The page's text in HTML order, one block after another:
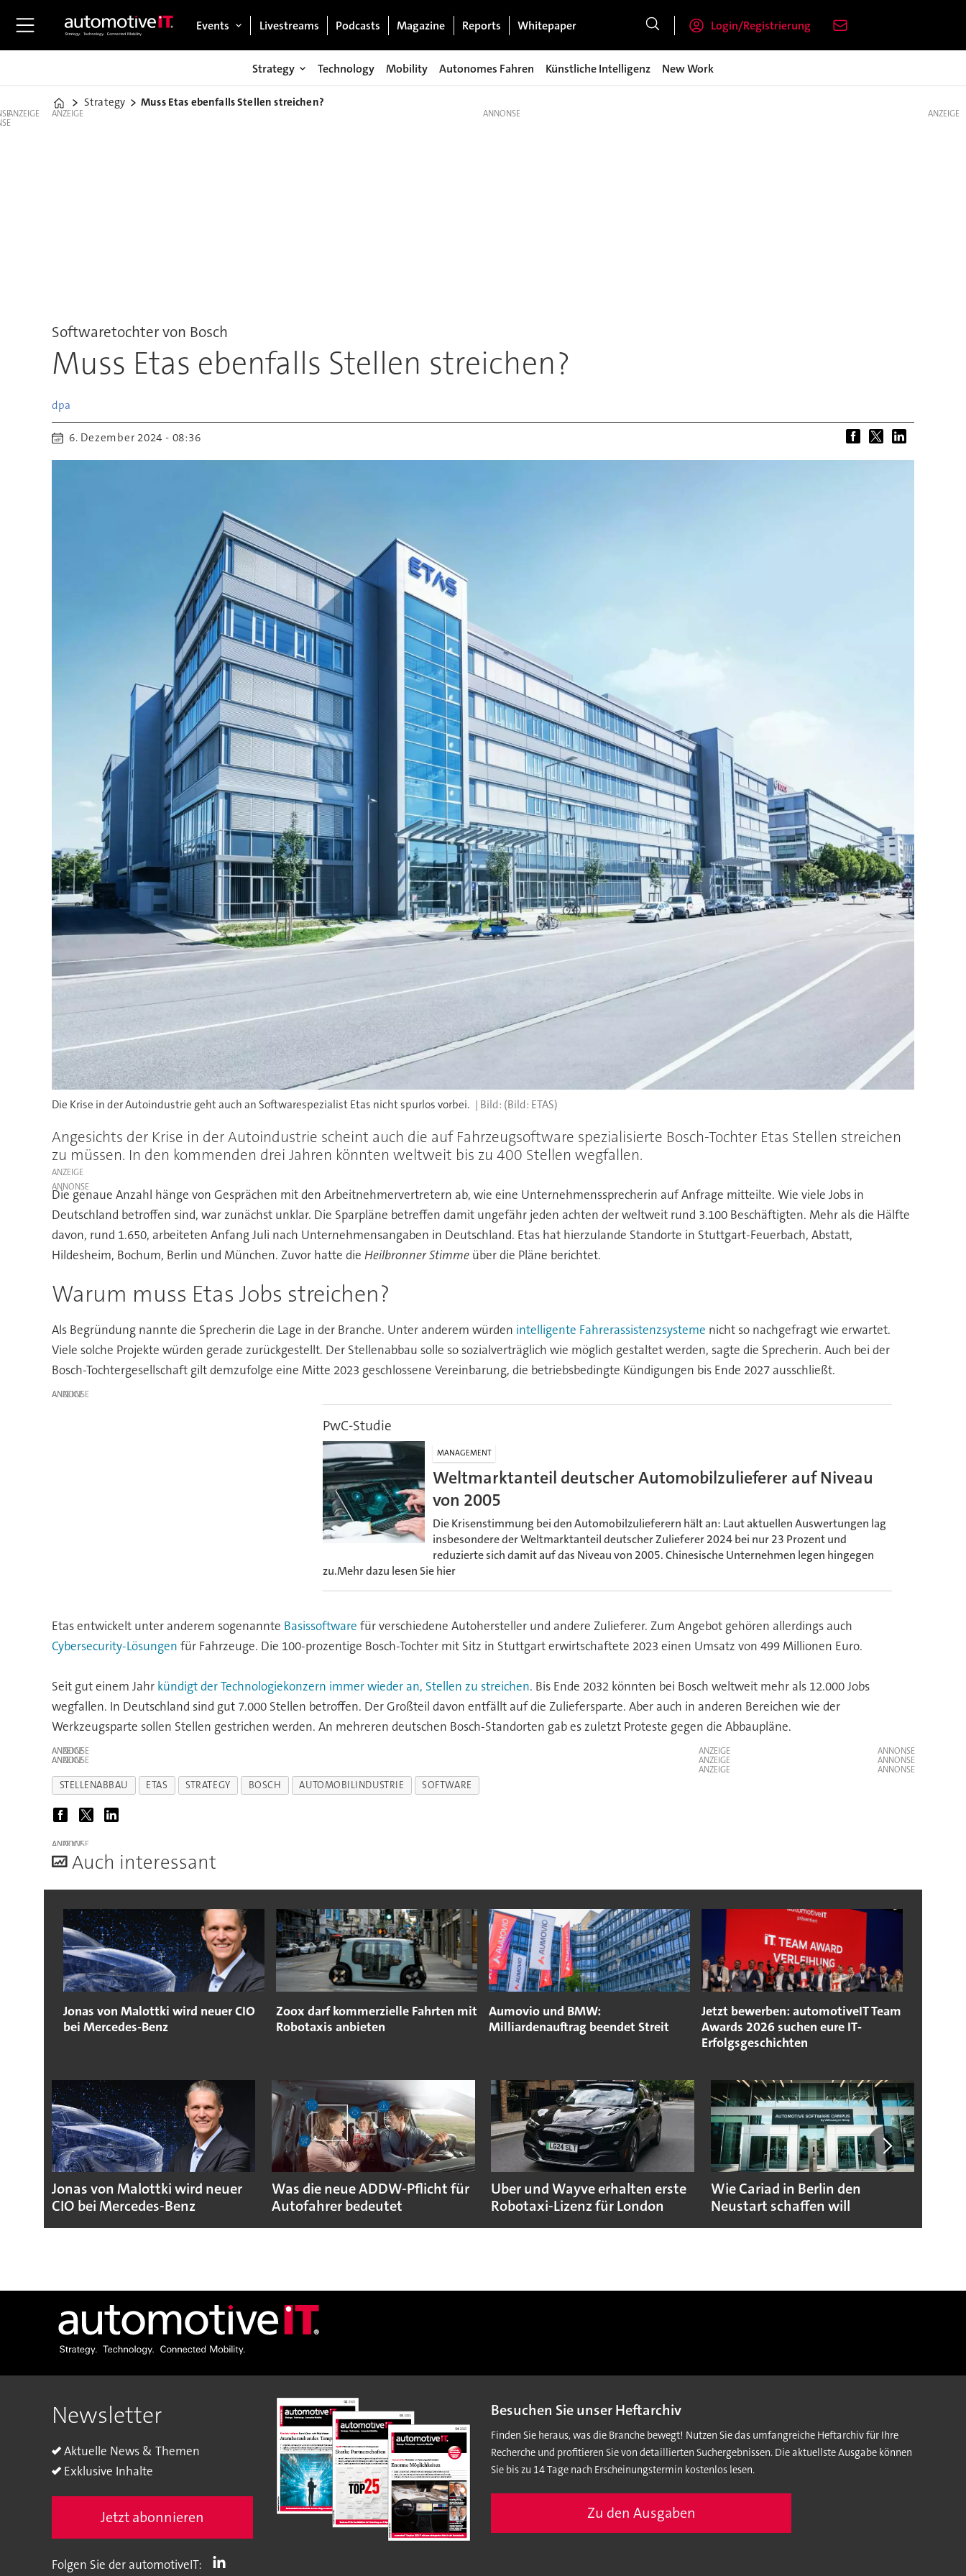
Events Livestreams Podcasts Magazine Reports Whitepaper Login/Registrierung
Strategy Technology Mobility Autonomes Fahren Künstliche Intelligenz New Work
Home
Strategy Muss Etas ebenfalls Stellen streichen?
ANZEIGE ANZEIGE
Softwaretochter von Bosch
Muss Etas ebenfalls Stellen streichen?
dpa
6. Dezember 2024 - 08:36
Die Krise in der Autoindustrie geht auch an Softwarespezialist Etas nicht spurlos vorbei. (Bild: ETAS)
Angesichts der Krise in der Autoindustrie scheint auch die auf Fahrzeugsoftware spezialisierte Bosch-Tochter Etas Stellen streichen
zu müssen. In den kommenden drei Jahren könnten weltweit bis zu 400 Stellen wegfallen.
ANZEIGE
Die genaue Anzahl hänge von Gesprächen mit den Arbeitnehmervertretern ab, wie eine Unternehmenssprecherin auf Anfrage mitteilte. Wie viele Jobs in
Deutschland betroffen sind, war zunächst unklar. Die Sparpläne betreffen damit ungefähr jeden achten der weltweit rund 3.100 Beschäftigten. Mehr als die Hälfte
davon, rund 1.650, arbeiteten Anfang Juli nach Unternehmensangaben in Deutschland. Etas hat hierzulande Standorte in Stuttgart-Feuerbach, Abstatt,
Hildesheim, Bochum, Berlin und München. Zuvor hatte die Heilbronner Stimme über die Pläne berichtet.
Warum muss Etas Jobs streichen?
Als Begründung nannte die Sprecherin die Lage in der Branche. Unter anderem würden intelligente Fahrerassistenzsysteme nicht so nachgefragt wie erwartet.
Viele solche Projekte würden gerade zurückgestellt. Der Stellenabbau solle so sozialverträglich wie möglich gestaltet werden, sagte die Sprecherin. Auch bei der
Bosch-Tochtergesellschaft gilt demzufolge eine Mitte 2023 geschlossene Vereinbarung, die betriebsbedingte Kündigungen bis Ende 2027 ausschließt.
ANZEIGE
PwC-Studie
MANAGEMENT
Weltmarktanteil deutscher Automobilzulieferer auf Niveau
von 2005
Die Krisenstimmung bei den Automobilzulieferern hält an: Laut aktuellen Auswertungen lag
insbesondere der Weltmarktanteil deutscher Zulieferer 2024 bei nur 23 Prozent und
reduzierte sich damit auf das Niveau von 2005. Chinesische Unternehmen legen hingegen
zu.Mehr dazu lesen Sie hier
Etas entwickelt unter anderem sogenannte Basissoftware für verschiedene Autohersteller und andere Zulieferer. Zum Angebot gehören allerdings auch
Cybersecurity-Lösungen für Fahrzeuge. Die 100-prozentige Bosch-Tochter mit Sitz in Stuttgart erwirtschaftete 2023 einen Umsatz von 499 Millionen Euro.
Seit gut einem Jahr kündigt der Technologiekonzern immer wieder an, Stellen zu streichen. Bis Ende 2032 könnten bei Bosch weltweit mehr als 12.000 Jobs
wegfallen. In Deutschland sind gut 7.000 Stellen betroffen. Der Großteil davon entfällt auf die Zuliefersparte. Aber auch in anderen Bereichen wie der
Werkzeugsparte sollen Stellen gestrichen werden. An mehreren deutschen Bosch-Standorten gab es zuletzt Proteste gegen die Abbaupläne.
ANZEIGE
ANZEIGE
ANZEIGE
ANZEIGE
ANZEIGE
STELLENABBAU ETAS STRATEGY BOSCH AUTOMOBILINDUSTRIE SOFTWARE
ANZEIGE
Auch interessant
Jonas von Malottki wird neuer CIO
bei Mercedes-Benz
Zoox darf kommerzielle Fahrten mit
Robotaxis anbieten
Aumovio und BMW:
Milliardenauftrag beendet Streit
Jetzt bewerben: automotiveIT Team
Awards 2026 suchen eure IT‐
Erfolgsgeschichten
Jonas von Malottki wird neuer
CIO bei Mercedes-Benz
Was die neue ADDW-Pflicht für
Autofahrer bedeutet
Uber und Wayve erhalten erste
Robotaxi-Lizenz für London
Wie Cariad in Berlin den
Neustart schaffen will
ANZEIGE
Newsletter
Aktuelle News & Themen
Exklusive Inhalte
Jetzt abonnieren
Besuchen Sie unser Heftarchiv
Finden Sie heraus, was die Branche bewegt! Nutzen Sie das umfangreiche Heftarchiv für Ihre
Recherche und profitieren Sie von detaillierten Suchergebnissen. Die aktuellste Ausgabe können
Sie bis zu 14 Tage nach Erscheinungstermin kostenlos lesen.
Zu den Ausgaben
Folgen Sie der automotiveIT: